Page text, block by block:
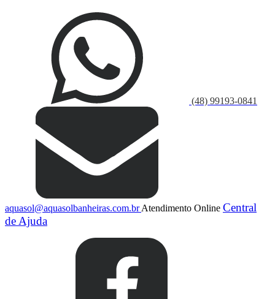
(48) 99193-0841
aquasol@aquasolbanheiras.com.brAtendimento Online Central
de Ajuda